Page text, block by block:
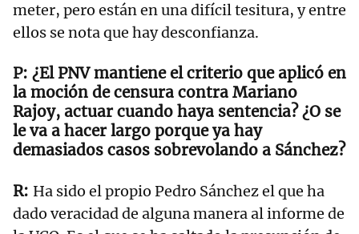
meter, pero están en una difícil tesitura, y entre
ellos se nota que hay desconfianza.
¿El PNV mantiene el criterio que aplicó en
la moción de censura contra Mariano
Rajoy, actuar cuando haya sentencia? ¿O se
le va a hacer largo porque ya hay
demasiados casos sobrevolando a Sánchez?
Ha sido el propio Pedro Sánchez el que ha
dado veracidad de alguna manera al informe de